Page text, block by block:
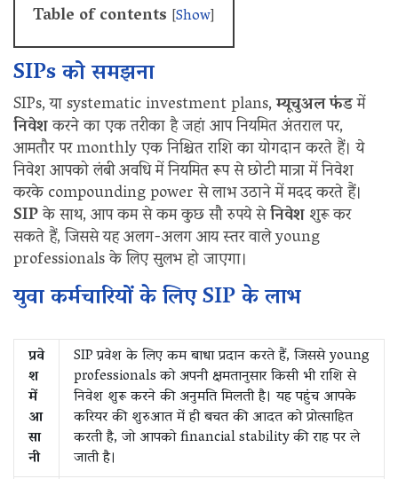
Table of contents [Show]
SIPs को समझना
SIPs, या systematic investment plans,म्यूचुअल फंडमें
निवेशकरने का एक तरीका है जहां आप नियमित अंतराल पर,
आमतौर पर monthly एक निश्चित राशि का योगदान करते हैं। ये
निवेश आपको लंबी अवधि में नियमित रूप से छोटी मात्रा में निवेश
करके compounding power से लाभ उठाने में मदद करते हैं।
SIPके साथ, आप कम से कम कुछ सौ रुपये सेनिवेशशुरू कर
सकते हैं, जिससे यह अलग-अलग आय स्तर वाले young
professionals के लिए सुलभ हो जाएगा।
युवा कर्मचारियों के लिए SIP के लाभ
प्रवे
श
में
आ
सा
नी
SIP प्रवेश के लिए कम बाधा प्रदान करते हैं, जिससे young
professionals को अपनी क्षमतानुसार किसी भी राशि से
निवेश शुरू करने की अनुमति मिलती है। यह पहुंच आपके
करियर की शुरुआत में ही बचत की आदत को प्रोत्साहित
करती है, जो आपको financial stability की राह पर ले
जाती है।